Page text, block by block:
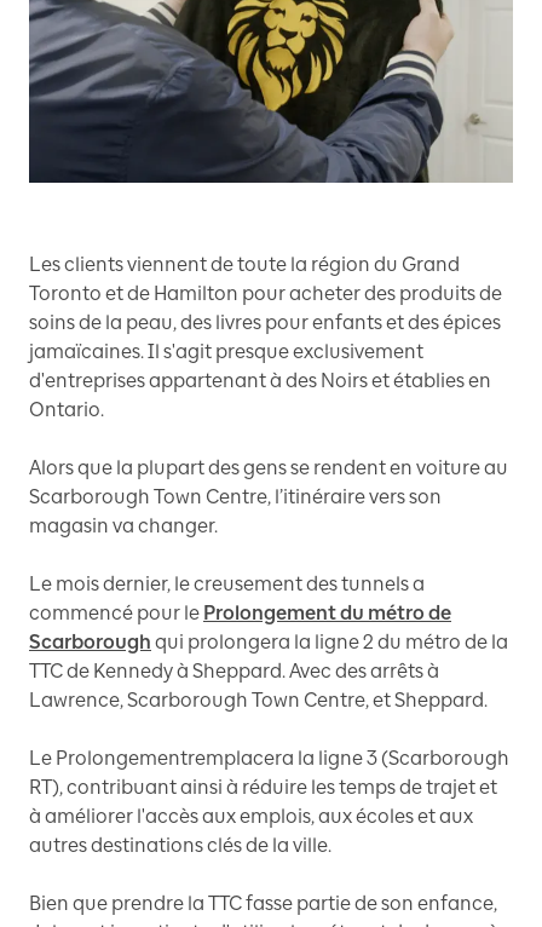
Les clients viennent de toute la région du Grand
Toronto et de Hamilton pour acheter des produits de
soins de la peau, des livres pour enfants et des épices
jamaïcaines. Il s'agit presque exclusivement
d'entreprises appartenant à des Noirs et établies en
Ontario.
Alors que la plupart des gens se rendent en voiture au
Scarborough Town Centre, l’itinéraire vers son
magasin va changer.
Le mois dernier, le creusement des tunnels a
commencé pour le Prolongement du métro de
Scarborough qui prolongera la ligne 2 du métro de la
TTC de Kennedy à Sheppard. Avec des arrêts à
Lawrence, Scarborough Town Centre, et Sheppard.
Le Prolongementremplacera la ligne 3 (Scarborough
RT), contribuant ainsi à réduire les temps de trajet et
à améliorer l'accès aux emplois, aux écoles et aux
autres destinations clés de la ville.
Bien que prendre la TTC fasse partie de son enfance,